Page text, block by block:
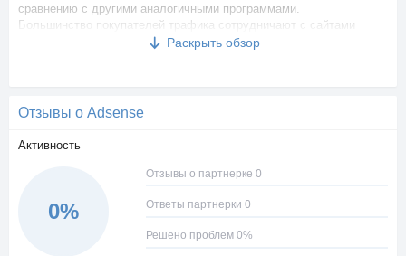
сравнению с другими аналогичными программами.
Большинство покупателей трафика сотрудничают с сайтами
на платном хостинге с доменом первого уровня. В отличие от
тратиться на домен и хостинг, а больше уделить внимание
интересным содержанием.
баннеров рекламного характера от партнеров, участвующих в
себе офферы, поскольку система делает это автоматически,
в соответствии с релевантной тематикой сайта.
Раскрыть обзор
Отзывы о Adsense
Активность
0%
Отзывы о партнерке 0
Ответы партнерки 0
Решено проблем 0%